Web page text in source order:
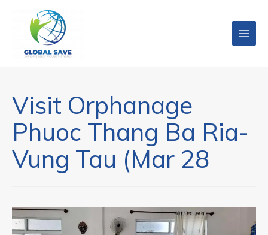
Visit Orphanage
Phuoc Thang Ba Ria-
Vung Tau (Mar 28